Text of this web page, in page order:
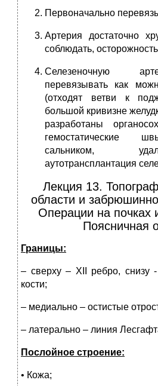
Первоначально
Артерия достаточно
соблюдать,
Селезеночную
перевязывать как
(отходят ветви к
большой кривизне
разработаны
гемостатические
сальником,
аутотрансплантация
Лекция 13.
области и
Операции на почках
Поясничная
Границы:
– сверху – XII ребро, снизу
кости;
– медиально – остистые
– латерально – линия
Послойное строение:
• Кожа;